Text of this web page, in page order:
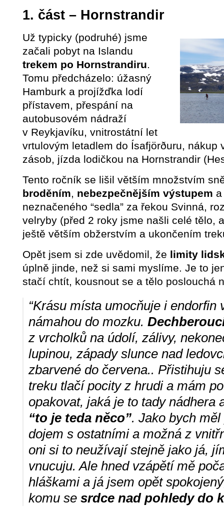
1. část – Hornstrandir
Už typicky (podruhé) jsme
začali pobyt na Islandu
trekem po Hornstrandiru.
Tomu předcházelo: úžasný
Hamburk a projížďka lodí
přístavem, přespání na
autobusovém nádraží
v Reykjavíku, vnitrostátní let
vrtulovým letadlem do Ísafjörðuru, nákup
zásob, jízda lodičkou na Hornstrandir
Tento ročník se lišil větším množstvím
broděním, nebezpečnějším výstupem
neznačeného “sedla” za řekou Svinná,
velryby (před 2 roky jsme našli celé tělo,
ještě větším obžerstvím a ukončením
Opět jsem si zde uvědomil, že limity
úplně jinde, než si sami myslíme. Je to
stačí chtít, kousnout se a tělo poslouchá
“Krásu místa umocňuje i endorfin
námahou do mozku.
z vrcholků na údolí, zálivy,
lupinou, západy slunce nad
zbarvené do červena.. Přistihuju
treku tlačí pocity z hrudi a mám
opakovat, jaká je to tady nádhera
“to je teda něco”. Jako bych
dojem s ostatními a možná z
oni si to neužívají stejně jako já,
vnucuju. Ale hned vzápětí mě
hláškami a já jsem opět
komu se srdce nad pohledy do